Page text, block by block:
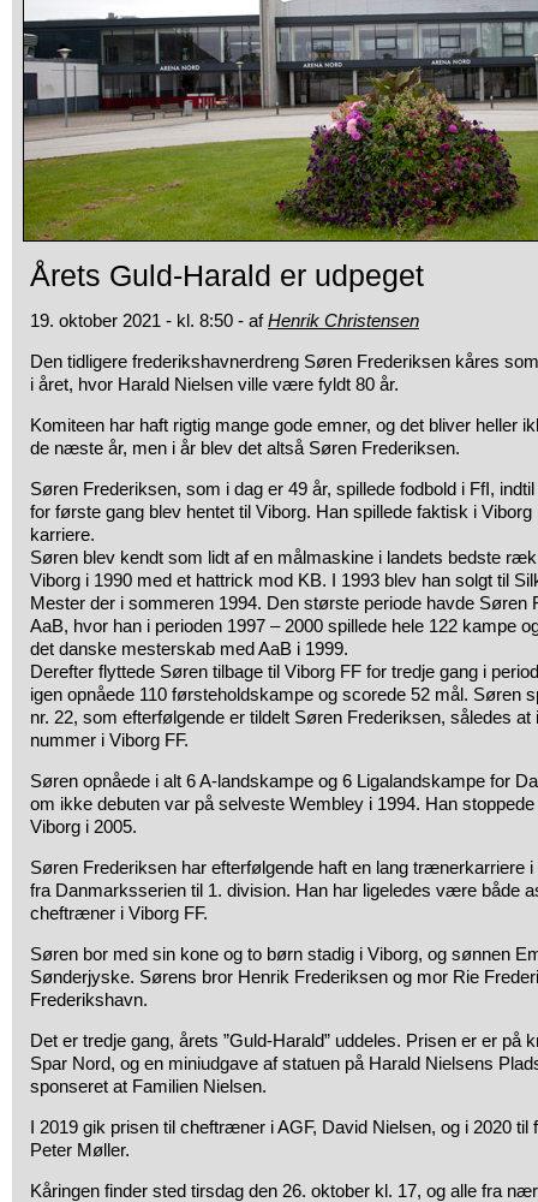
Årets Guld-Harald er udpeget
19. oktober 2021 - kl. 8:50 - afHenrik Christensen
Den tidligere frederikshavnerdreng Søren Frederiksen kåres
i året, hvor Harald Nielsen ville være fyldt 80 år.
Komiteen har haft rigtig mange gode emner, og det bliver heller
de næste år, men i år blev det altså Søren Frederiksen.
Søren Frederiksen, som i dag er 49 år, spillede fodbold i FfI,
for første gang blev hentet til Viborg. Han spillede faktisk i Viborg
karriere.
Søren blev kendt som lidt af en målmaskine i landets bedste
Viborg i 1990 med et hattrick mod KB. I 1993 blev han solgt til
Mester der i sommeren 1994. Den største periode havde Søren
AaB, hvor han i perioden 1997 – 2000 spillede hele 122 kampe
det danske mesterskab med AaB i 1999.
Derefter flyttede Søren tilbage til Viborg FF for tredje gang i
igen opnåede 110 førsteholdskampe og scorede 52 mål. Søren
nr. 22, som efterfølgende er tildelt Søren Frederiksen, således at
nummer i Viborg FF.
Søren opnåede i alt 6 A-landskampe og 6 Ligalandskampe for
om ikke debuten var på selveste Wembley i 1994. Han
Viborg i 2005.
Søren Frederiksen har efterfølgende haft en lang trænerkarriere
fra Danmarksserien til 1. division. Han har ligeledes være både
cheftræner i Viborg FF.
Søren bor med sin kone og to børn stadig i Viborg, og sønnen
Sønderjyske. Sørens bror Henrik Frederiksen og mor Rie
Frederikshavn.
Det er tredje gang, årets ”Guld-Harald” uddeles. Prisen er er på
Spar Nord, og en miniudgave af statuen på Harald Nielsens
sponseret at Familien Nielsen.
I 2019 gik prisen til cheftræner i AGF, David Nielsen, og i 2020 til
Peter Møller.
Kåringen finder sted tirsdag den 26. oktober kl. 17, og alle fra